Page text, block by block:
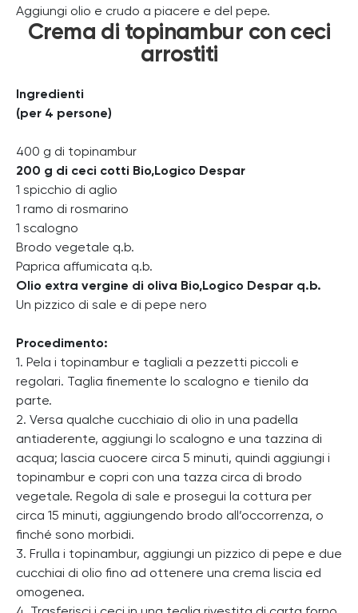
Aggiungi olio e crudo a piacere e del pepe.
Crema di topinambur con ceci
arrostiti
Ingredienti
(per 4 persone)
400 g di topinambur
200 g di ceci cotti Bio,Logico Despar
1 spicchio di aglio
1 ramo di rosmarino
1 scalogno
Brodo vegetale q.b.
Paprica affumicata q.b.
Olio extra vergine di oliva Bio,Logico Despar q.b.
Un pizzico di sale e di pepe nero
Procedimento:
1. Pela i topinambur e tagliali a pezzetti piccoli e
regolari. Taglia finemente lo scalogno e tienilo da
parte.
2. Versa qualche cucchiaio di olio in una padella
antiaderente, aggiungi lo scalogno e una tazzina di
acqua; lascia cuocere circa 5 minuti, quindi aggiungi i
topinambur e copri con una tazza circa di brodo
vegetale. Regola di sale e prosegui la cottura per
circa 15 minuti, aggiungendo brodo all’occorrenza, o
finché sono morbidi.
3. Frulla i topinambur, aggiungi un pizzico di pepe e due
cucchiai di olio fino ad ottenere una crema liscia ed
omogenea.